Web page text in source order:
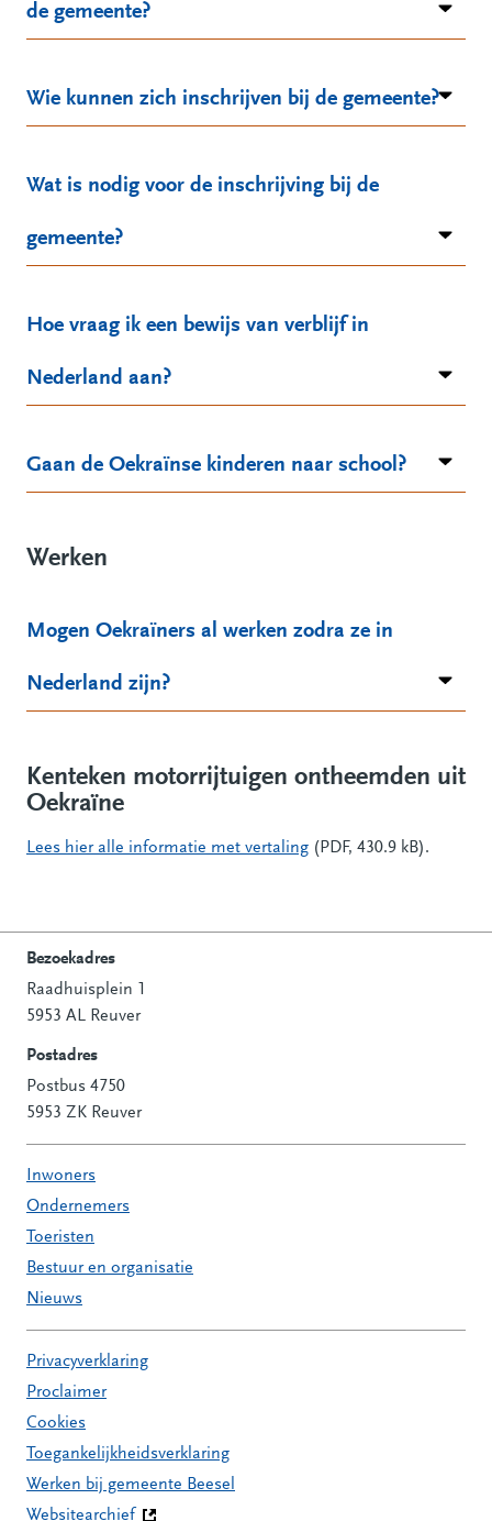
de gemeente?
Wie kunnen zich inschrijven bij de gemeente?
Wat is nodig voor de inschrijving bij de
gemeente?
Hoe vraag ik een bewijs van verblijf in
Nederland aan?
Gaan de Oekraïnse kinderen naar school?
Werken
Mogen Oekraïners al werken zodra ze in
Nederland zijn?
Kenteken motorrijtuigen ontheemden uit
Oekraïne
Lees hier alle informatie met vertaling (PDF, 430.9 kB).
Contactinformatie
Bezoekadres
Raadhuisplein 1
5953 AL Reuver
Postadres
Postbus 4750
5953 ZK Reuver
Inwoners
Ondernemers
Toeristen
Bestuur en organisatie
Nieuws
Privacyverklaring
Proclaimer
Cookies
Toegankelijkheidsverklaring
Werken bij gemeente Beesel
Websitearchief